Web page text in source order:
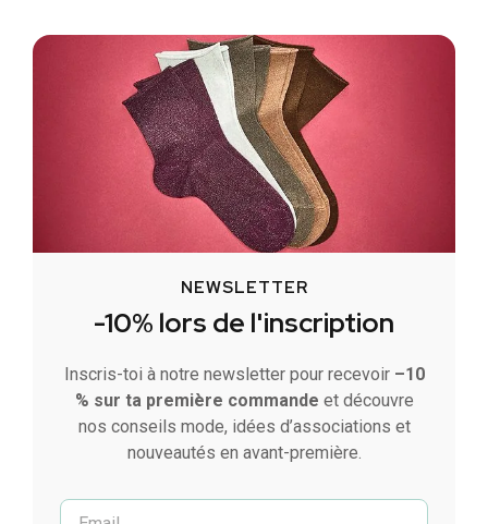
NEWSLETTER
-10% lors de l'inscription
Inscris-toi à notre newsletter pour recevoir –10
% sur ta première commande et découvre
nos conseils mode, idées d’associations et
nouveautés en avant-première.